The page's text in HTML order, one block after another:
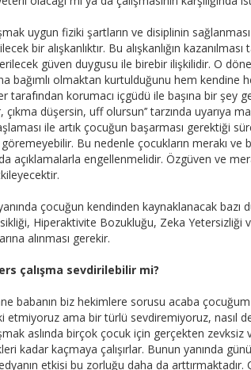
uygun fiziki şartların ve disiplinin
bir alışkanlıktır. Bu alışkanlığın
güven duygusu ile birebir ilişkilidir. O
bağımlı olmaktan kurtulduğunu hem
tarafından korumacı içgüdü ile başına bir şey
çıkma düşersin, uff olursun’’ tarzında
ile artık çocuğun başarması gerektiği
Bu nedenle çocukların merakı
açıklamalarla engellenmelidir. Özgüven ve
çocuğun kendinden kaynaklanacak
Hiperaktivite Bozukluğu, Zeka
alınması gerekir.
çalışma sevdirilebilir mi?
babanın biz hekimlere sorusu acaba
etmiyoruz ama bir türlü sevdiremiyoruz, nasıl
aslında birçok çocuk için gerçekten
kadar kaçmaya çalışırlar. Bunun yanında
etkisi bu zorluğu daha da